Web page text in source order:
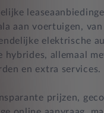
aan voertuigen, van
elektrische
hybrides, allemaal
en extra services.
prijzen,